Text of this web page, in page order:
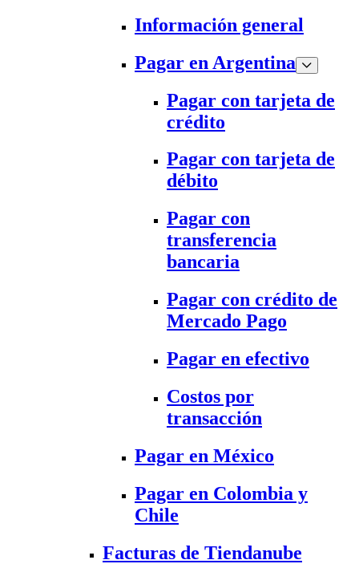
Información general
Pagar en Argentina
Pagar con tarjeta de
crédito
Pagar con tarjeta de
débito
Pagar con
transferencia
bancaria
Pagar con crédito de
Mercado Pago
Pagar en efectivo
Costos por
transacción
Pagar en México
Pagar en Colombia y
Chile
Facturas de Tiendanube